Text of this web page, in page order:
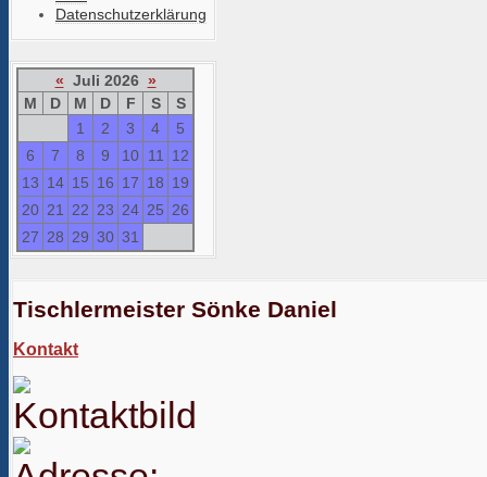
Datenschutzerklärung
« Juli 2026 »
M
D M D F S
S
1
2 3 4
5
6
7 8 9 10 11
12
13 14 15 16 17 18 19
20 21 22 23 24 25 26
27 28 29 30 31
Tischlermeister Sönke Daniel
Kontakt